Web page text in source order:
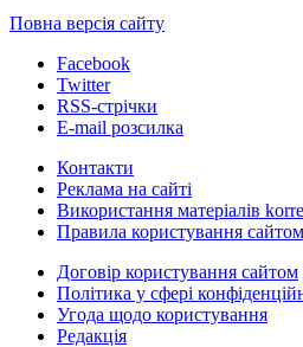
Повна версія сайту
Facebook
Twitter
RSS-стрічки
E-mail розсилка
Контакти
Реклама на сайті
Використання матеріалів
Правила користування сайтом
Договір користування сайтом
Політика у сфері
Угода щодо користування
Редакція